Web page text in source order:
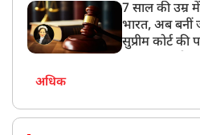
Upadhyay
7 साल की उम्र
भारत, अब बनीं
सुप्रीम कोर्ट की
अधिक